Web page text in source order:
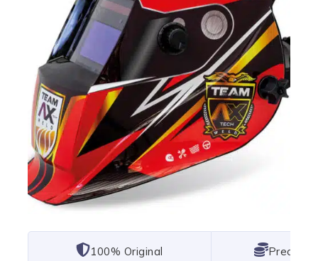
101% Original Lowest